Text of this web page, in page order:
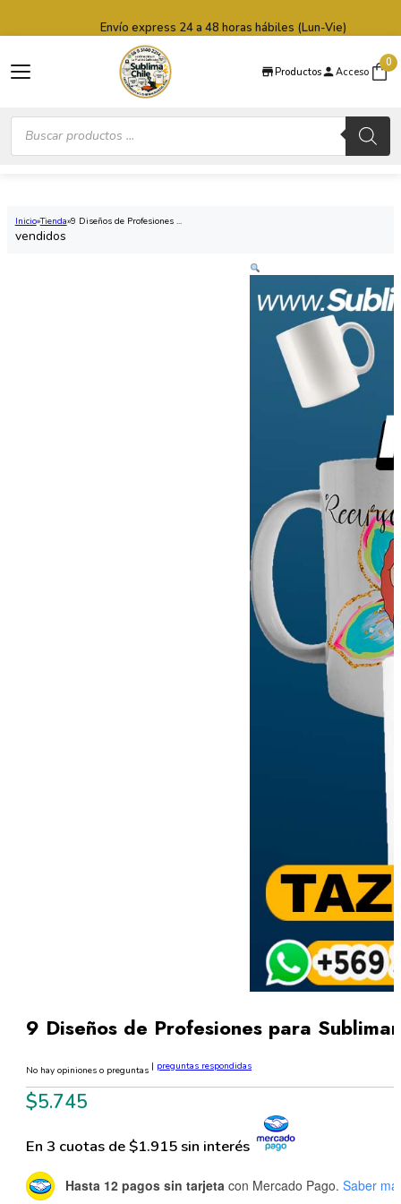
Productos Acceso
0
Búsqueda
productos
Envío express 24 a 48 horas hábiles (Lun-Vie)
Inicio Tienda 9 Diseños de Profesiones ...
vendidos
9 Diseños de Profesiones para
No hay opiniones o preguntas | preguntas respondidas
$5.745
En 3 cuotas de $1.915 sin interés
Hasta 12 pagos sin tarjeta con Mercado Pago. Saber